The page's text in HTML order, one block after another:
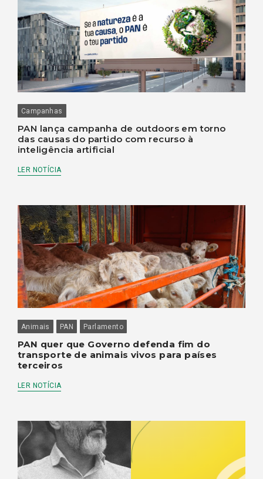
Campanhas
PAN lança campanha de outdoors em torno
das causas do partido com recurso à
inteligência artificial
LER NOTÍCIA
Animais PAN Parlamento
PAN quer que Governo defenda fim do
transporte de animais vivos para países
terceiros
LER NOTÍCIA